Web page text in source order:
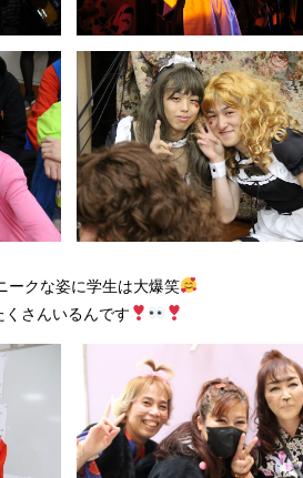
ークな姿に学生は大爆笑
さんいるんです